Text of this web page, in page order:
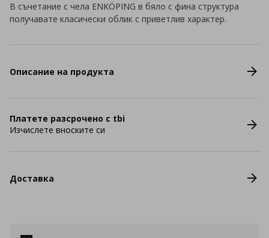
В съчетание с чела ENKÖPING в бяло с фина структура
получавате класически облик с приветлив характер.
Описание на продукта
Платете разсрочено с tbi
Изчислете вноските си
Доставка